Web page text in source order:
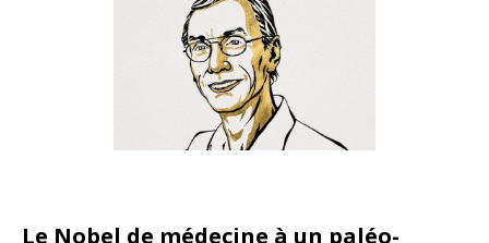
Le Nobel de médecine à un paléo-